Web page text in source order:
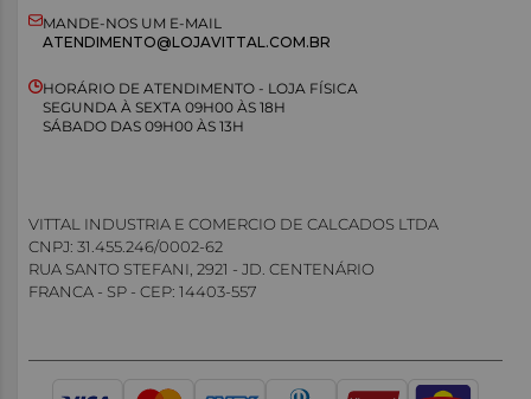
MANDE-NOS UM E-MAIL
ATENDIMENTO@LOJAVITTAL.COM.BR
HORÁRIO DE ATENDIMENTO - LOJA FÍSICA
SEGUNDA À SEXTA 09H00 ÀS 18H
SÁBADO DAS 09H00 ÀS 13H
VITTAL INDUSTRIA E COMERCIO DE CALCADOS LTDA
CNPJ: 31.455.246/0002-62
RUA SANTO STEFANI, 2921 - JD. CENTENÁRIO
FRANCA - SP - CEP: 14403-557